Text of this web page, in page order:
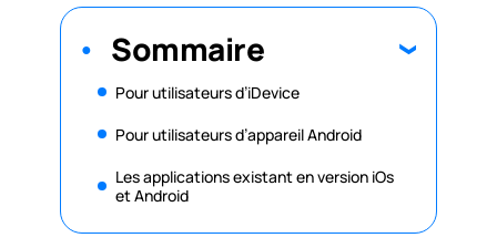
Sommaire
Pour utilisateurs d’iDevice
Pour utilisateurs d’appareil Android
Les applications existant en version iOs
et Android